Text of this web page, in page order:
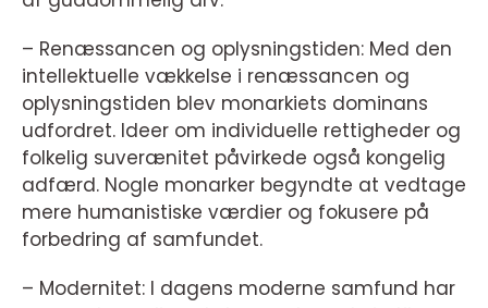
– Renæssancen og oplysningstiden: Med den
intellektuelle vækkelse i renæssancen og
oplysningstiden blev monarkiets dominans
udfordret. Ideer om individuelle rettigheder og
folkelig suverænitet påvirkede også kongelig
adfærd. Nogle monarker begyndte at vedtage
mere humanistiske værdier og fokusere på
forbedring af samfundet.
– Modernitet: I dagens moderne samfund har